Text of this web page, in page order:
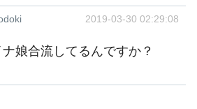
2019-03-30 02:29:08
娘合流してるんですか？